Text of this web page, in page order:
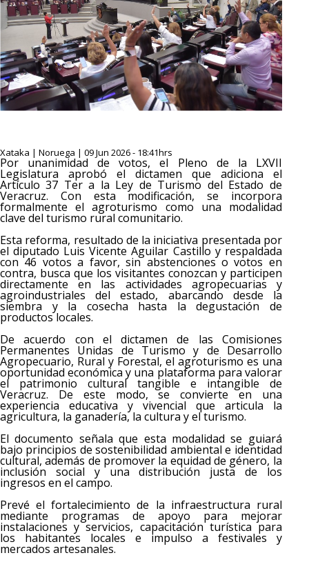
Xataka | Noruega | 09 Jun 2026 - 18:41hrs
Por unanimidad de votos, el Pleno de la LXVII
Legislatura aprobó el dictamen que adiciona el
Artículo 37 Ter a la Ley de Turismo del Estado de
Veracruz. Con esta modificación, se incorpora
formalmente el agroturismo como una modalidad
clave del turismo rural comunitario.
Esta reforma, resultado de la iniciativa presentada por
el diputado Luis Vicente Aguilar Castillo y respaldada
con 46 votos a favor, sin abstenciones o votos en
contra, busca que los visitantes conozcan y participen
directamente en las actividades agropecuarias y
agroindustriales del estado, abarcando desde la
siembra y la cosecha hasta la degustación de
productos locales.
De acuerdo con el dictamen de las Comisiones
Permanentes Unidas de Turismo y de Desarrollo
Agropecuario, Rural y Forestal, el agroturismo es una
oportunidad económica y una plataforma para valorar
el patrimonio cultural tangible e intangible de
Veracruz. De este modo, se convierte en una
experiencia educativa y vivencial que articula la
agricultura, la ganadería, la cultura y el turismo.
El documento señala que esta modalidad se guiará
bajo principios de sostenibilidad ambiental e identidad
cultural, además de promover la equidad de género, la
inclusión social y una distribución justa de los
ingresos en el campo.
Prevé el fortalecimiento de la infraestructura rural
mediante programas de apoyo para mejorar
instalaciones y servicios, capacitación turística para
los habitantes locales e impulso a festivales y
mercados artesanales.